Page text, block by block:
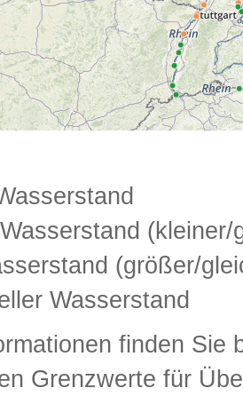
(kleiner/
(größer/
Wasserstand
finden Sie
Grenzwerte für